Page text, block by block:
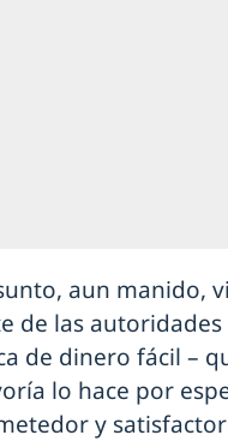
aun manido,
de las
de dinero fácil –
lo hace por
y